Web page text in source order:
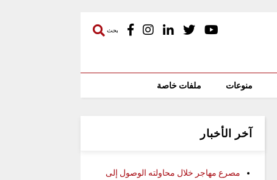
بحث
منوعات ملفات خاصة
آخر الأخبار
مصرع مهاجر خلال محاولته الوصول إلى